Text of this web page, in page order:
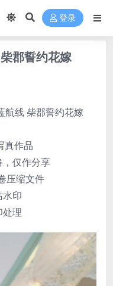
登录
郡誓约花嫁
航线 柴郡誓约花嫁
真作品
仅作分享
压缩文件
印
理